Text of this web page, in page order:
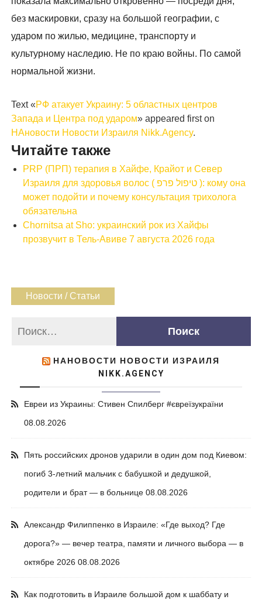
без маскировки, сразу на большой географии, с
ударом по жилью, медицине, транспорту и
культурному наследию. Не по краю войны. По самой
нормальной жизни.
Text «РФ атакует Украину: 5 областных центров
Запада и Центра под ударом» appeared first on
НАновости Новости Израиля Nikk.Agency.
Читайте также
PRP (ПРП) терапия в Хайфе, Крайот и Север
Израиля для здоровья волос ( טיפול פרפ ): кому она
может подойти и почему консультация трихолога
обязательна
Chornitsa at Sho: украинский рок из Хайфы
прозвучит в Тель-Авиве 7 августа 2026 года
Новости / Статьи
НАНОВОСТИ НОВОСТИ ИЗРАИЛЯ
NIKK.AGENCY
Евреи из Украины: Стивен Спилберг #євреїзукраїни
08.08.2026
Пять российских дронов ударили в один дом под Киевом:
погиб 3-летний мальчик с бабушкой и дедушкой,
родители и брат — в больнице 08.08.2026
Александр Филиппенко в Израиле: «Где выход? Где
дорога?» — вечер театра, памяти и личного выбора — в
октябре 2026 08.08.2026
Как подготовить в Израиле большой дом к шаббату и